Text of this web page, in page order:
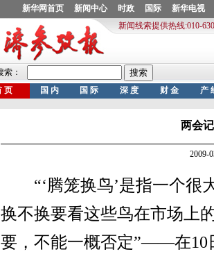
两会
2009-
“‘腾笼换鸟’是指一个很
换不换要看这些鸟在市场上
要，不能一概否定”——在10